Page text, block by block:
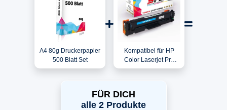
A4 80g Druckerpapier
500 Blatt Set
Kompatibel für HP
Color Laserjet Pro
MFP M477FDN
FÜR DICH
alle 2 Produkte